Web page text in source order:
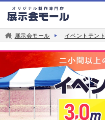
展示会モール イベントテント